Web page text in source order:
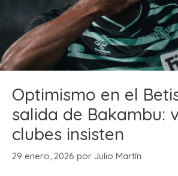
Optimismo en el
salida de Bakambu:
clubes insisten
29 enero, 2026 por Julio Martín